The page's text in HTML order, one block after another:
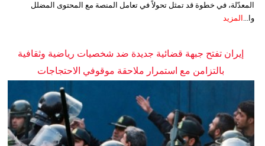
المعدّلة، في خطوة قد تمثل تحولاً في تعامل المنصة مع المحتوى المضلل
وا... المزيد
إيران تفتح جبهة قضائية جديدة ضد شخصيات رياضية وثقافية
بالتزامن مع استمرار ملاحقة موقوفي الاحتجاجات